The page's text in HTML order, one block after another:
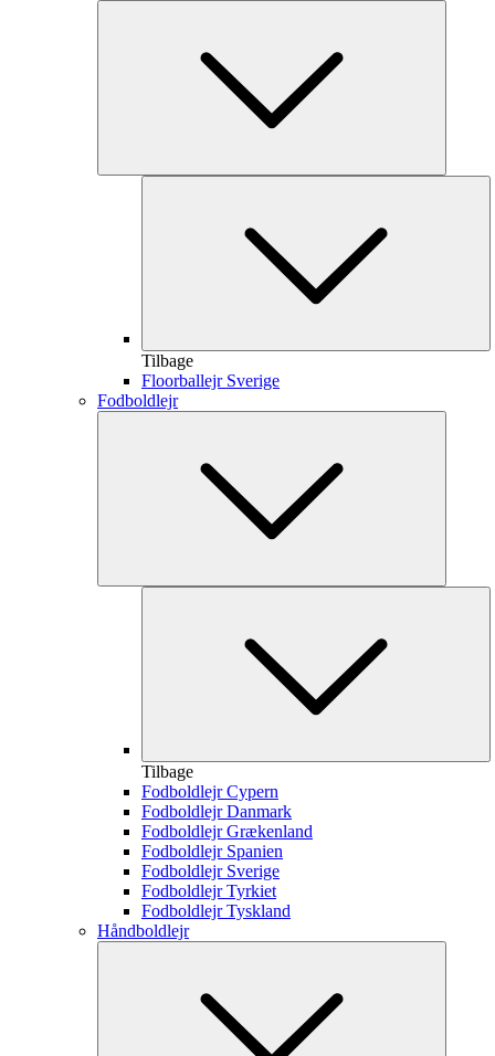
Tilbage
Floorballejr Sverige
Fodboldlejr
Tilbage
Fodboldlejr Cypern
Fodboldlejr Danmark
Fodboldlejr Grækenland
Fodboldlejr Spanien
Fodboldlejr Sverige
Fodboldlejr Tyrkiet
Fodboldlejr Tyskland
Håndboldlejr